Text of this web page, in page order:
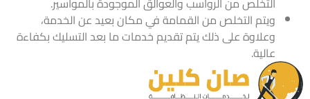
ويتم التخلص من القمامة في مكان بعيد عن الخدمة،
وعلاوة على ذلك يتم تقديم خدمات ما بعد التسليك بكفاءة
عالية.